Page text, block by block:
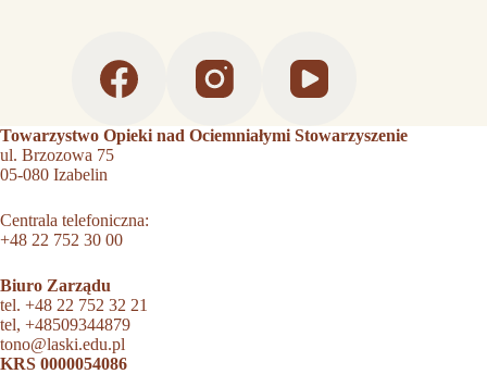
Towarzystwo Opieki nad Ociemniałymi Stowarzyszenie
ul. Brzozowa 75
05-080 Izabelin
Centrala telefoniczna:
+48 22 752 30 00
Biuro Zarządu
tel. +48 22 752 32 21
tel, +48509344879
tono@laski.edu.pl
KRS 0000054086